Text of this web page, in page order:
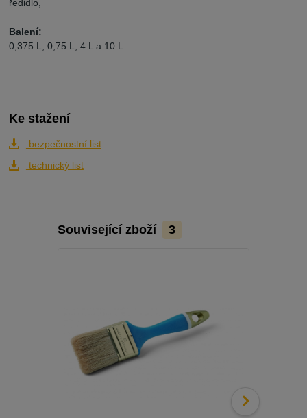
ředidlo,
Balení:
0,375 L; 0,75 L; 4 L a 10 L
Ke stažení
bezpečnostní list
technický list
Související zboží 3